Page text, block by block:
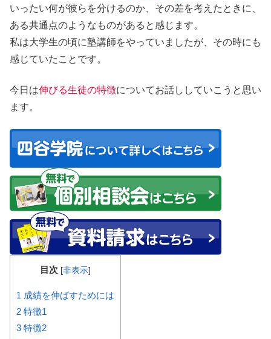
いったい何が彼らを分けるのか、その差を考えたときに、
ある共通点のようなものがあると感じます。
私は大学生の頃に塾講師をやっていましたが、その時にも
感じていたことです。
今日は伸びる生徒の特徴についてお話ししていこうと思い
ます。
目次 [非表示]
1 成績を伸ばすためには
2 特徴1
3 特徴2